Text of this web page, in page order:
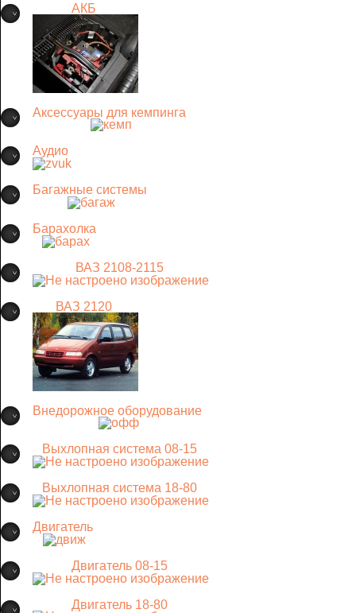
АКБ
Аксессуары для кемпинга
Аудио
Багажные системы
Барахолка
ВАЗ 2108-2115
ВАЗ 2120
Внедорожное оборудование
Выхлопная система 08-15
Выхлопная система 18-80
Двигатель
Двигатель 08-15
Двигатель 18-80